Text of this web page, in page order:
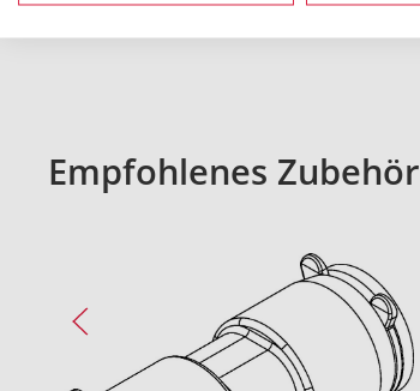
Empfohlenes Zubehör